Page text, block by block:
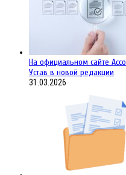
На официальном сайте
Устав в новой редакции
31.03.2026